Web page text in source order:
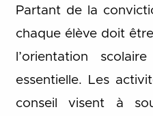
Partant de la
chaque élève doit
l’orientation
essentielle. Les
conseil visent à